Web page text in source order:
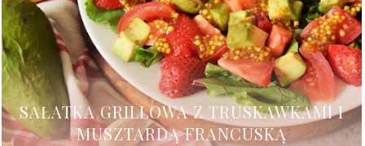
SAŁATKA GRILLOWA Z TRUSKAWKAMI I
MUSZTARDĄ FRANCUSKĄ